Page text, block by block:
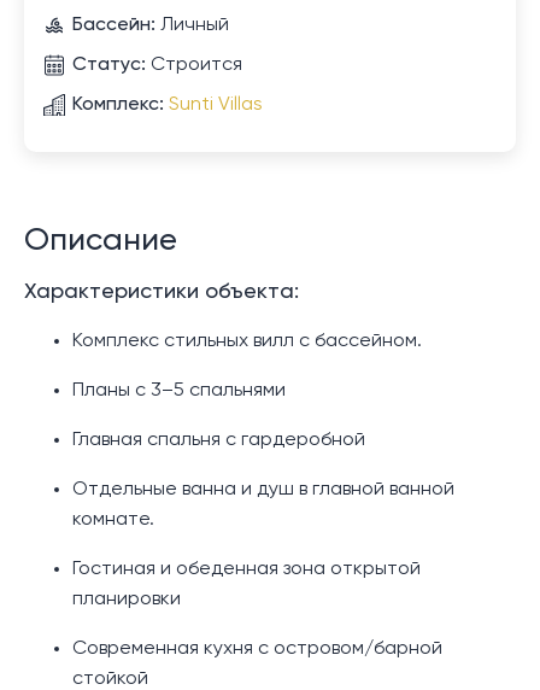
Бассейн: Личный
Статус: Строится
Комплекс: Sunti Villas
Описание
Характеристики объекта:
Комплекс стильных вилл с бассейном.
Планы с 3–5 спальнями
Главная спальня с гардеробной
Отдельные ванна и душ в главной ванной
комнате.
Гостиная и обеденная зона открытой
планировки
Современная кухня с островом/барной
стойкой